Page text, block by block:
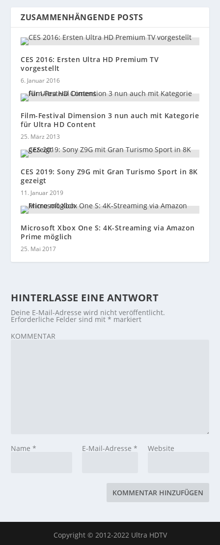
ZUSAMMENHÄNGENDE POSTS
CES 2016: Ersten Ultra HD Premium TV
vorgestellt
6. Januar 2016
Film-Festival Dimension 3 nun auch mit Kategorie
für Ultra HD Content
25. März 2013
CES 2019: Sony Z9G mit Gran Turismo Sport in 8K
gezeigt
11. Januar 2019
Microsoft Xbox One S: 4K-Streaming via Amazon
Prime möglich
25. Mai 2017
HINTERLASSE EINE ANTWORT
Deine E-Mail-Adresse wird nicht veröffentlicht.
Erforderliche Felder sind mit* markiert
KOMMENTAR
Name* E-Mail-Adresse * Website
Copyright © 2012-2022 Ultra HDTV